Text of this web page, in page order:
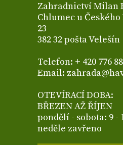
Zahradnictví Milan
Chlumec u
23
382 32 pošta Velešín
Telefon: + 420 776
Email:
OTEVÍRACÍ DOBA:
BŘEZEN AŽ ŘÍJEN
pondělí - sobota: 9 -
neděle zavřeno